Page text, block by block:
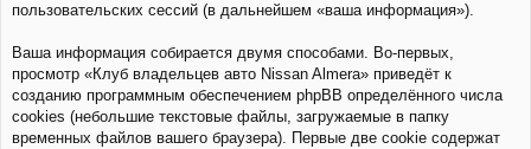
пользовательских сессий (в дальнейшем «ваша информация»).
Ваша информация собирается двумя способами. Во-первых,
просмотр «Клуб владельцев авто Nissan Almera» приведёт к
созданию программным обеспечением phpBB определённого числа
cookies (небольшие текстовые файлы, загружаемые в папку
временных файлов вашего браузера). Первые две cookie содержат